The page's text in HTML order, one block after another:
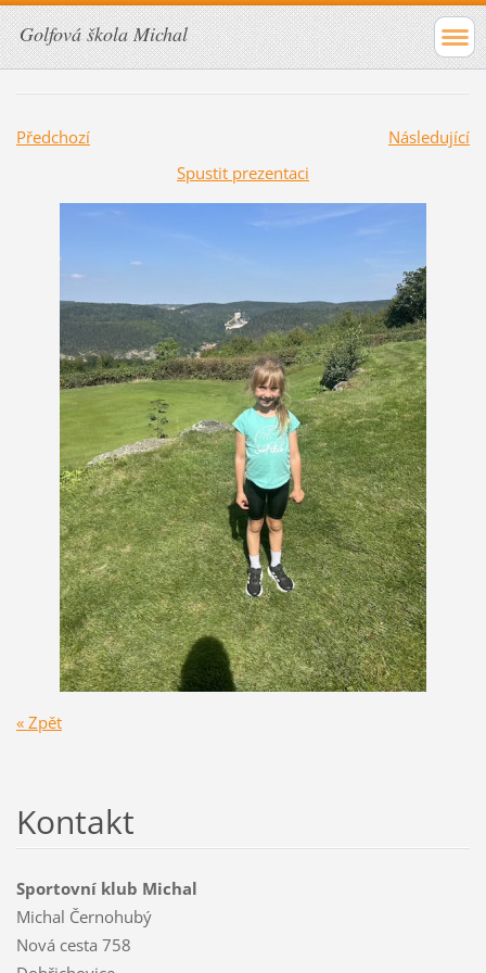
Golfová škola Michal
Předchozí
Následující
Spustit prezentaci
« Zpět
Kontakt
Sportovní klub Michal
Michal Černohubý
Nová cesta 758